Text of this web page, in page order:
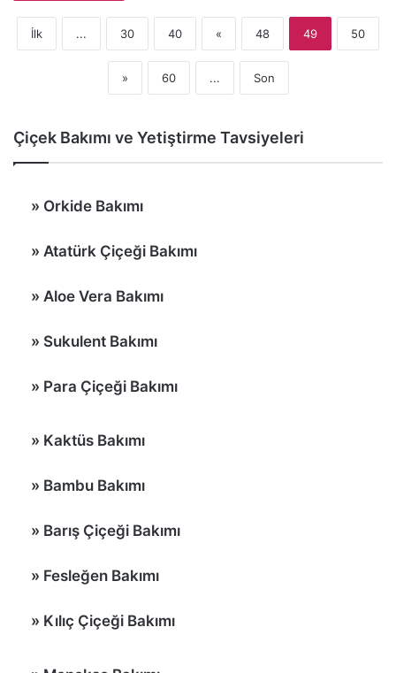
İlk ... 30 40 « 48 49 50
» 60 ... Son
Çiçek Bakımı ve Yetiştirme Tavsiyeleri
» Orkide Bakımı
» Atatürk Çiçeği Bakımı
» Aloe Vera Bakımı
» Sukulent Bakımı
» Para Çiçeği Bakımı
» Kaktüs Bakımı
» Bambu Bakımı
» Barış Çiçeği Bakımı
» Fesleğen Bakımı
» Kılıç Çiçeği Bakımı